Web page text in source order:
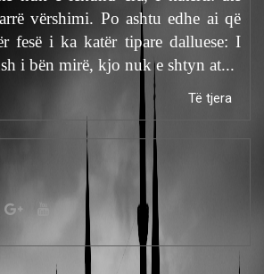
vërshimi. Po ashtu edhe ai që
fesë i ka katër tipare dalluese: I
i bën mirë, kjo nuk e shtyn at...
Të tjera